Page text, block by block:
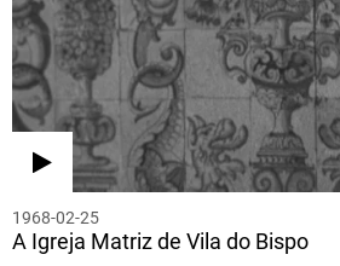
1968-02-25
A Igreja Matriz de Vila do Bispo